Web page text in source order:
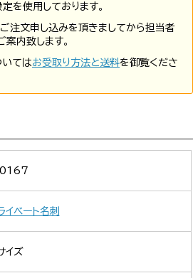
を使用しております。
注文申し込みを頂きましてから担当者
案内致します。
いてはお受取り方法と送料を御覧くださ
イベート名刺
イズ